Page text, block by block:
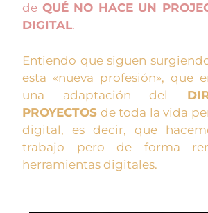
de QUÉ NO HACE UN
DIGITAL.
Entiendo que siguen
esta «nueva profesión», que
una adaptación del
PROYECTOS de toda la vida
digital, es decir, que
trabajo pero de forma
herramientas digitales.